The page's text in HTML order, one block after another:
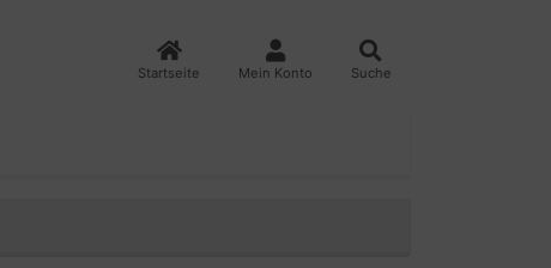
Startseite Mein Konto Suche